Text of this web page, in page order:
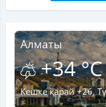
Алматы
+34 °C
Кешке қарай +26,